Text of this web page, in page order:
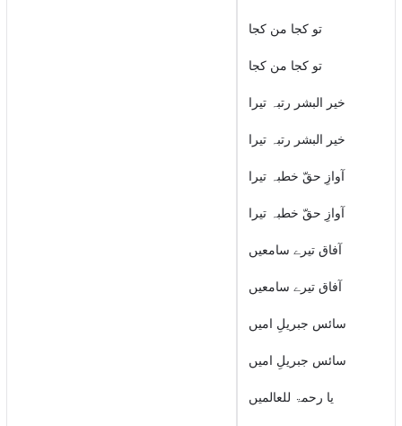
تو کجا من کجا
تو کجا من کجا
خیر البشر رتبہ تیرا
خیر البشر رتبہ تیرا
آوازِ حقّ خطبہ تیرا
آوازِ حقّ خطبہ تیرا
آفاق تیرے سامعیں
آفاق تیرے سامعیں
سائس جبریلِ امیں
سائس جبریلِ امیں
یا رحمۃ للعالمیں